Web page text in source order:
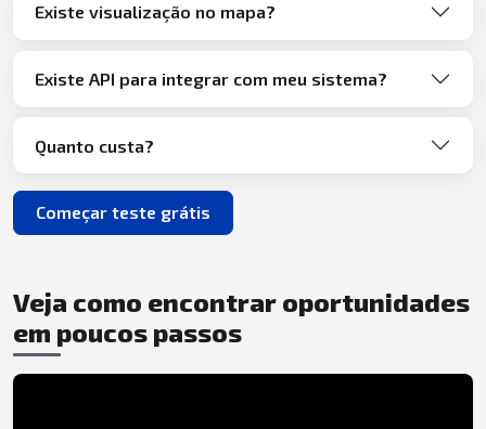
Existe visualização no mapa?
Existe API para integrar com meu sistema?
Quanto custa?
Começar teste grátis
Veja como encontrar oportunidades
em poucos passos